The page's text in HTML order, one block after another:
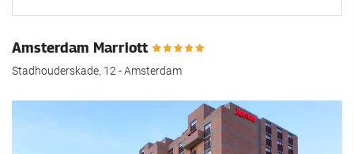
Amsterdam Marriott
Stadhouderskade, 12 - Amsterdam